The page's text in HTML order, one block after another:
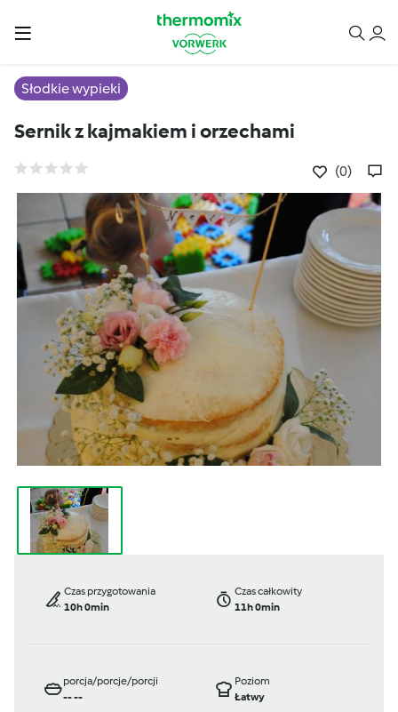
Słodkie wypieki
Sernik z kajmakiem i orzechami
(0)
Czas przygotowania
10h 0min
Czas całkowity
11h 0min
porcja/porcje/porcji
----
Poziom
Łatwy